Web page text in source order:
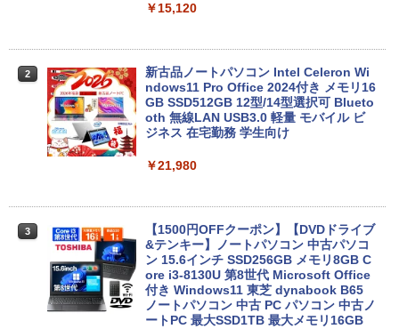
￥15,120
2
新古品ノートパソコン Intel Celeron Wi
ndows11 Pro Office 2024付き メモリ16
GB SSD512GB 12型/14型選択可 Blueto
oth 無線LAN USB3.0 軽量 モバイル ビ
ジネス 在宅勤務 学生向け
￥21,980
3
【1500円OFFクーポン】【DVDドライブ
&テンキー】ノートパソコン 中古パソコ
ン 15.6インチ SSD256GB メモリ8GB C
ore i3-8130U 第8世代 Microsoft Office
付き Windows11 東芝 dynabook B65
ノートパソコン 中古 PC パソコン 中古ノ
ートPC 最大SSD1TB 最大メモリ16GB